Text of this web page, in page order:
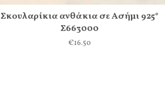
Σκουλαρίκια ανθάκια σε Ασήμι 925°
Σ663000
€16.50